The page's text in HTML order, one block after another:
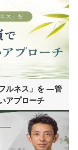
ルネス」を ―管
アプローチ